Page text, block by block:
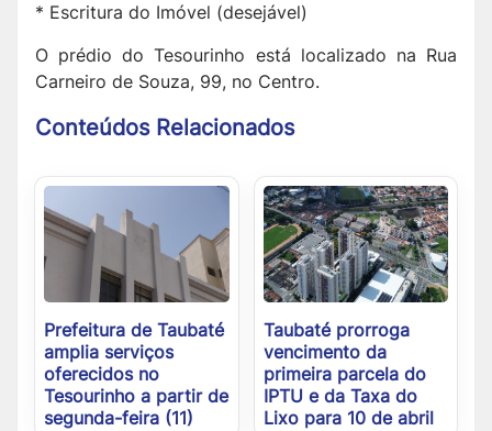
* Escritura do Imóvel (desejável)
O prédio do Tesourinho está localizado na Rua
Carneiro de Souza, 99, no Centro.
Conteúdos Relacionados
Prefeitura de Taubaté
amplia serviços
oferecidos no
Tesourinho a partir de
segunda-feira (11)
Taubaté prorroga
vencimento da
primeira parcela do
IPTU e da Taxa do
Lixo para 10 de abril